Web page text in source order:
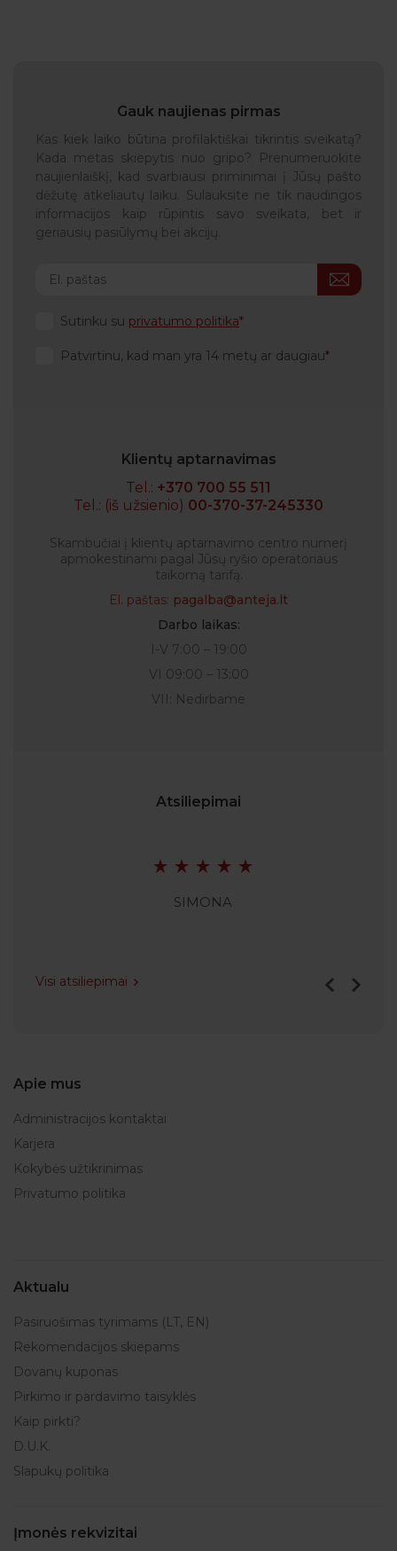
Gauk naujienas pirmas
Kas kiek laiko būtina profilaktiškai tikrintis sveikatą?
Kada metas skiepytis nuo gripo? Prenumeruokite
naujienlaiškį, kad svarbiausi priminimai į Jūsų pašto
dėžutę atkeliautų laiku. Sulauksite ne tik naudingos
informacijos kaip rūpintis savo sveikata, bet ir
geriausių pasiūlymų bei akcijų.
Sutinku su privatumo politika
Patvirtinu, kad man yra 14 metų ar daugiau
Klientų aptarnavimas
Tel.: +370 700 55 511
Tel.: (iš užsienio) 00-370-37-245330
Skambučiai į klientų aptarnavimo centro numerį
apmokestinami pagal Jūsų ryšio operatoriaus
taikomą tarifą.
El. paštas: pagalba@anteja.lt
Darbo laikas:
I-V 7:00 – 19:00
VI 09:00 – 13:00
VII: Nedirbame
Atsiliepimai
SIMONA
Visi atsiliepimai
Apie mus
Administracijos kontaktai
Karjera
Kokybės užtikrinimas
Privatumo politika
Aktualu
Pasiruošimas tyrimams (LT, EN)
Rekomendacijos skiepams
Dovanų kuponas
Pirkimo ir pardavimo taisyklės
Kaip pirkti?
D.U.K.
Slapukų politika
Įmonės rekvizitai